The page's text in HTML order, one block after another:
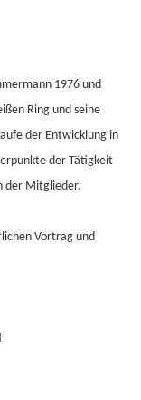
1976 und
Ring und seine
der Entwicklung in
der Tätigkeit
der Mitglieder.
Vortrag und